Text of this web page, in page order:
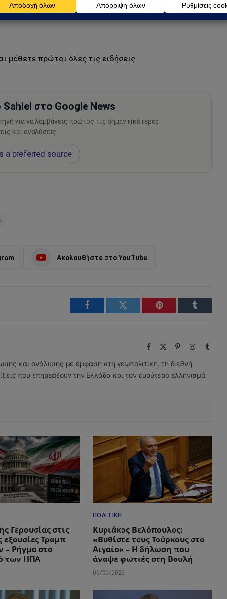
και κριτική στην κυβέρνηση.
μάθετε πρώτοι όλες τις ειδήσεις.
στο Google News
για να λαμβάνεις πρώτος τις σημαντικότερες
και αναλύσεις.
a preferred source
Ακολουθήστε στο YouTube
Facebook Twitter Pinterest Tumblr
Facebook PinterestInstagram
Tumblr
και ανάλυσης με έμφαση στη γεωπολιτική, τη διεθνή
που επηρεάζουν την Ελλάδα και τον ευρύτερο ελληνισμό.
Γερουσίας στις
εξουσίες Τραμπ
– Ρήγμα στο
των ΗΠΑ
ΠΟΛΙΤΙΚΉ
Κυριάκος Βελόπουλος:
«Βυθίστε τους Τούρκους στο
Αιγαίο» – Η δήλωση που
άναψε φωτιές στη Βουλή
06/06/2026